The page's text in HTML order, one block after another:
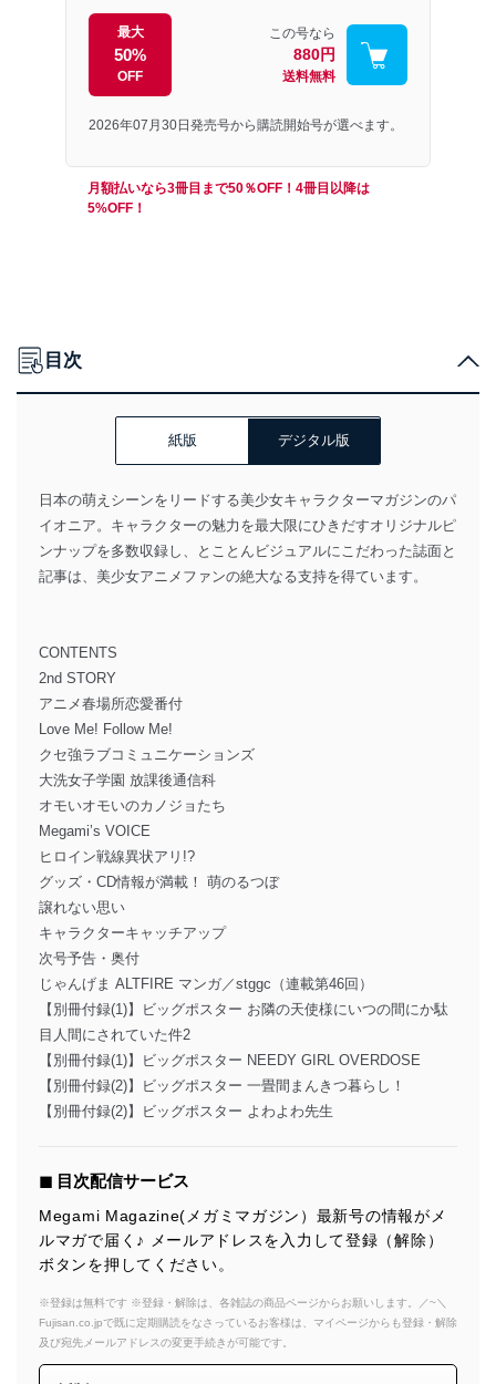
最大
50%
OFF
この号なら
880円
送料無料
2026年07月30日発売号から購読開始号が選べます。
月額払いなら3冊目まで50％OFF！4冊目以降は
5%OFF！
目次
紙版 デジタル版
日本の萌えシーンをリードする美少女キャラクターマガジンのパ
イオニア。キャラクターの魅力を最大限にひきだすオリジナルピ
ンナップを多数収録し、とことんビジュアルにこだわった誌面と
記事は、美少女アニメファンの絶大なる支持を得ています。
CONTENTS
2nd STORY
アニメ春場所恋愛番付
Love Me! Follow Me!
クセ強ラブコミュニケーションズ
大洗女子学園 放課後通信科
オモいオモいのカノジョたち
Megami’s VOICE
ヒロイン戦線異状アリ!?
グッズ・CD情報が満載！ 萌のるつぼ
譲れない思い
キャラクターキャッチアップ
次号予告・奥付
じゃんげま ALTFIRE マンガ／stggc（連載第46回）
【別冊付録(1)】ビッグポスター お隣の天使様にいつの間にか駄
目人間にされていた件2
【別冊付録(1)】ビッグポスター NEEDY GIRL OVERDOSE
【別冊付録(2)】ビッグポスター 一畳間まんきつ暮らし！
【別冊付録(2)】ビッグポスター よわよわ先生
◼︎ 目次配信サービス
Megami Magazine(メガミマガジン）最新号の情報がメ
ルマガで届く♪ メールアドレスを入力して登録（解除）
ボタンを押してください。
※登録は無料です ※登録・解除は、各雑誌の商品ページからお願いします。／~＼
Fujisan.co.jpで既に定期購読をなさっているお客様は、マイページからも登録・解除
及び宛先メールアドレスの変更手続きが可能です。